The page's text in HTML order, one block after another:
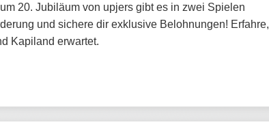
20. Jubiläum von upjers gibt es in zwei Spielen
und sichere dir exklusive Belohnungen! Erfahre,
Kapiland erwartet.